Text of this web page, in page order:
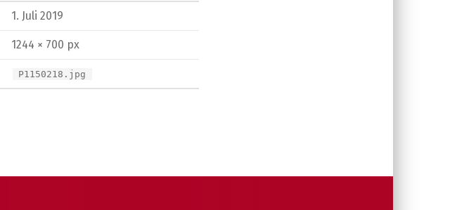
1. Juli 2019
1244 × 700 px
P1150218.jpg